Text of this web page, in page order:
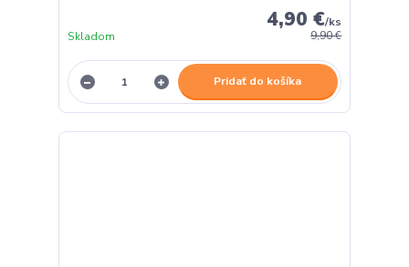
9,90 €
4,90 €/ks
Skladom
Pridať do košíka